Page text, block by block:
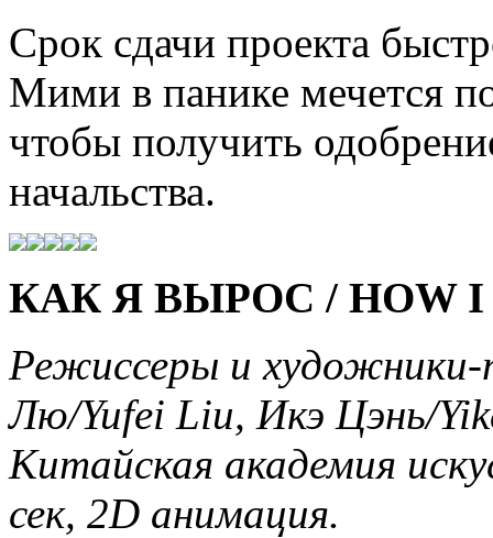
Срок сдачи проекта
Мими в панике мечется
чтобы получить
начальства.
КАК Я ВЫРОС / HOW I
Режиссеры и
Лю/Yufei Liu, Икэ Цэнь/
Китайская академия
сек, 2D анимация.